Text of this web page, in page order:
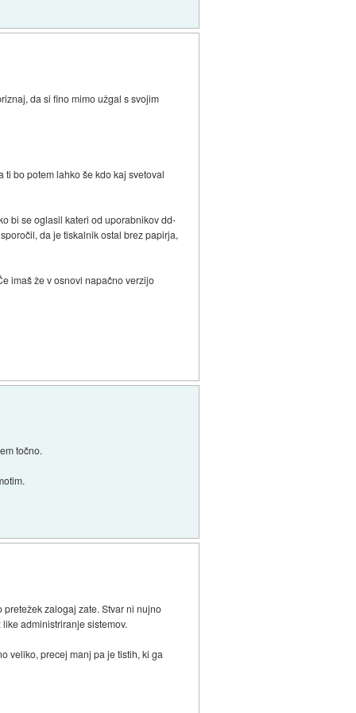
da si fino mimo užgal s svojim
bo potem lahko še kdo kaj svetoval
bi se oglasil kateri od uporabnikov dd-
da je tiskalnik ostal brez papirja,
imaš že v osnovi napačno verzijo
točno.
zalogaj zate. Stvar ni nujno
administriranje sistemov.
veliko, precej manj pa je tistih, ki ga